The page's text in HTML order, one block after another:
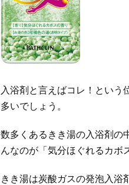
入浴剤と言えばコレ！という
多いでしょう。
数多くあるきき湯の入浴剤の
んなのが「気分ほぐれるカボ
きき湯は炭酸ガスの発泡入浴